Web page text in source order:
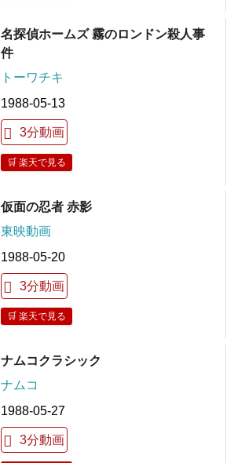
名探偵ホームズ 霧のロンドン殺人事
件
トーワチキ
1988-05-13
3分動画
🛒 楽天で見る
仮面の忍者 赤影
東映動画
1988-05-20
3分動画
🛒 楽天で見る
ナムコクラシック
ナムコ
1988-05-27
3分動画